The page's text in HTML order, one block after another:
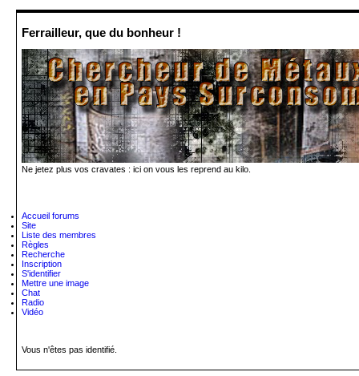
Ferrailleur, que du bonheur !
Ne jetez plus vos cravates : ici on vous les reprend au kilo.
Accueil forums
Site
Liste des membres
Règles
Recherche
Inscription
S'identifier
Mettre une image
Chat
Radio
Vidéo
Vous n'êtes pas identifié.